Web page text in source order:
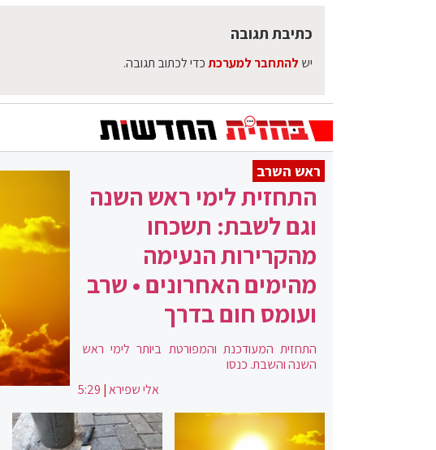
כתיבת תגובה
יש להתחבר למערכתכדי לכתוב תגובה.
ראש השרב
התחזית לימי ראש השנה
וגם לשבת: תשכחו
מהקרירות הנעימה
מהימים האחרונים • שרב
ועומס חום בדרך
התחזית המעודכנת והמפורטת ביותר לימי ראש
השנה והשבת. כנסו
אלי שפירא|
5:29